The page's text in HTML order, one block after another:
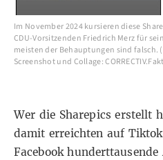
Im November 2024 kursieren diese
CDU-Vorsitzenden Friedrich Merz für
meisten der Behauptungen sind falsch.
Screenshot und Collage:
Wer die Sharepics erstellt
damit erreichten auf Tiktok
Facebookhunderttausende